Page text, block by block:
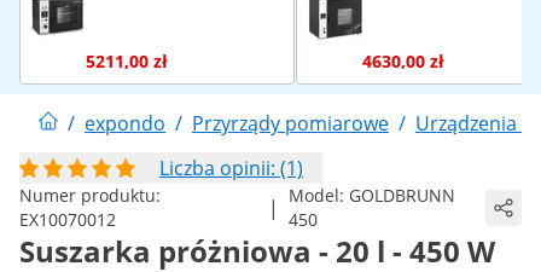
5211,00 zł 4630,00 zł
/ expondo / Przyrządy pomiarowe / Urządzenia
Liczba opinii: (1)
Numer produktu:
EX10070012
| Model: GOLDBRUNN
450
Suszarka próżniowa - 20 l - 450 W